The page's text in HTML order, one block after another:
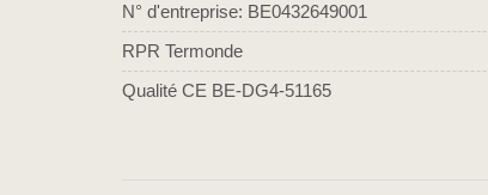
N° d'entreprise: BE0432649001
RPR Termonde
Qualité CE BE-DG4-51165